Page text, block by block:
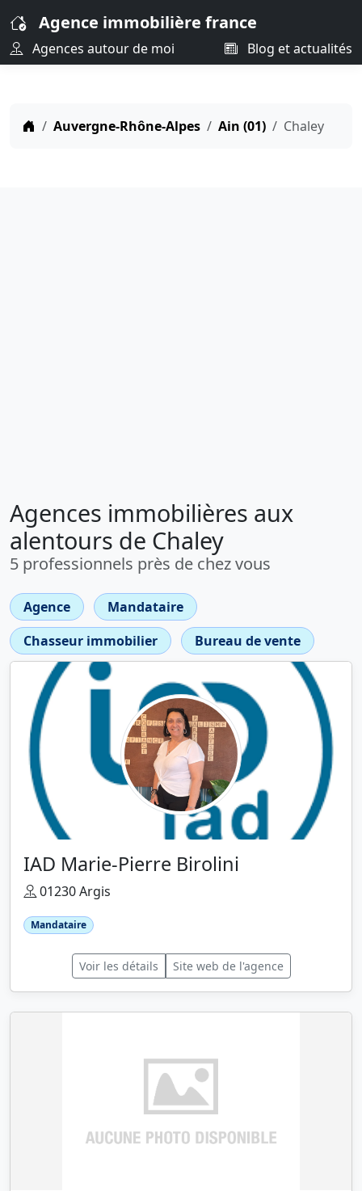
Agence immobilière france
Agences autour de moi Blog et actualités
Auvergne-Rhône-Alpes Ain (01) Chaley
Agences immobilières aux
alentours de Chaley
5 professionnels près de chez vous
Agence
Mandataire
Chasseur immobilier
Bureau de vente
IAD Marie-Pierre Birolini
01230 Argis
Mandataire
Voir les détails Site web de l'agence